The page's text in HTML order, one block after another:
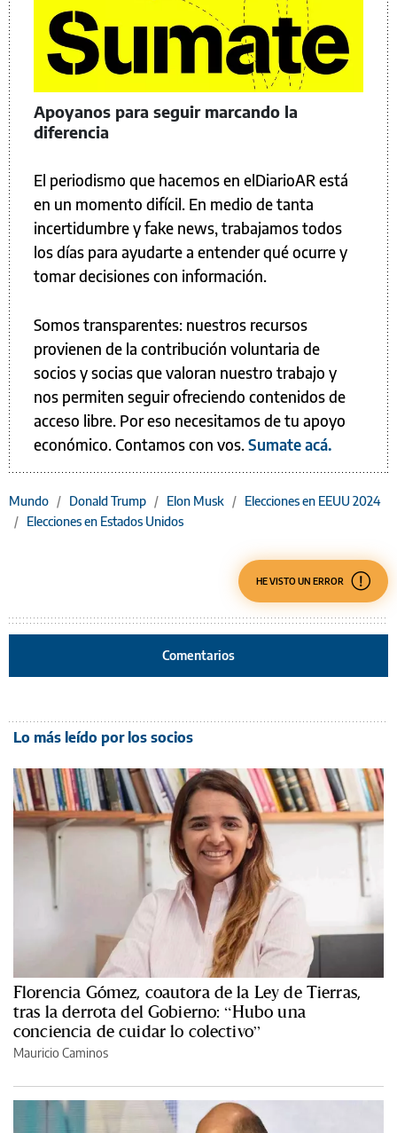
Apoyanos para seguir marcando la
diferencia
El periodismo que hacemos en elDiarioAR está
en un momento difícil. En medio de tanta
incertidumbre y fake news, trabajamos todos
los días para ayudarte a entender qué ocurre y
tomar decisiones con información.
Somos transparentes: nuestros recursos
provienen de la contribución voluntaria de
socios y socias que valoran nuestro trabajo y
nos permiten seguir ofreciendo contenidos de
acceso libre. Por eso necesitamos de tu apoyo
económico. Contamos con vos.Sumate acá.
Mundo / Donald Trump / Elon Musk / Elecciones en EEUU 2024
/ Elecciones en Estados Unidos
HE VISTO UN ERROR
Comentarios
Lo más leído por los socios
Florencia Gómez, coautora de la Ley de Tierras,
tras la derrota del Gobierno: “Hubo una
conciencia de cuidar lo colectivo”
Mauricio Caminos